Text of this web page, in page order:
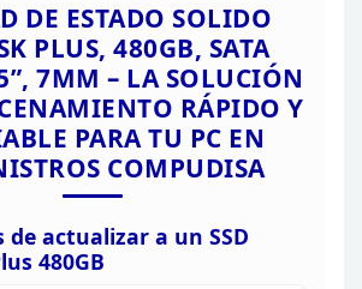
DE ESTADO SOLIDO
PLUS, 480GB, SATA
7MM – LA SOLUCIÓN
RÁPIDO Y
PARA TU PC EN
COMPUDISA
de actualizar a un SSD
480GB